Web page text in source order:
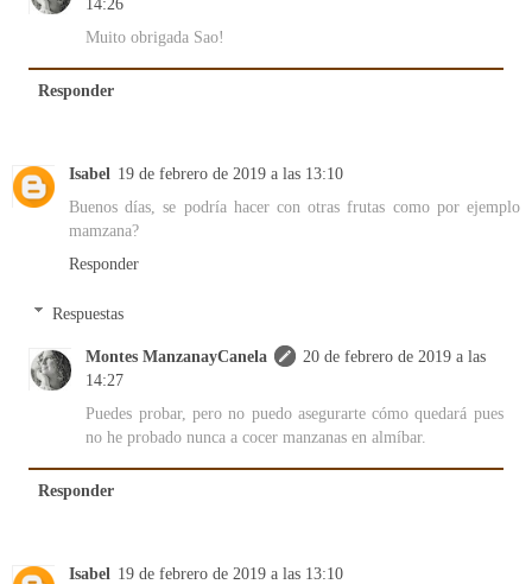
Muito obrigada Sao!
Responder
Isabel 19 de febrero de 2019 a las 13:10
Buenos días, se podría hacer con otras frutas como por ejemplo
mamzana?
Responder
Respuestas
Montes ManzanayCanela
20 de febrero de 2019 a las
14:27
Puedes probar, pero no puedo asegurarte cómo quedará pues
no he probado nunca a cocer manzanas en almíbar.
Responder
Isabel 19 de febrero de 2019 a las 13:10